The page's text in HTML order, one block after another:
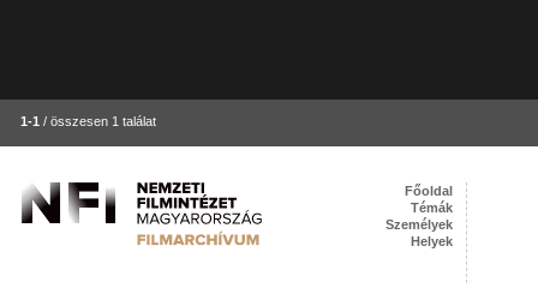
1-1 / összesen 1 találat
Főoldal
Témák
Személyek
Helyek